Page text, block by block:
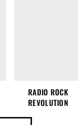
RADIO ROCK
REVOLUTION